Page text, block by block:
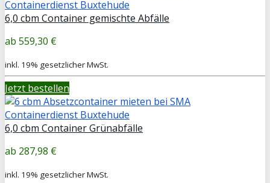
6,0 cbm Container gemischte Abfälle
559,30 €
inkl. 19% gesetzlicher MwSt.
Jetzt bestellen
6,0 cbm Container Grünabfälle
287,98 €
inkl. 19% gesetzlicher MwSt.